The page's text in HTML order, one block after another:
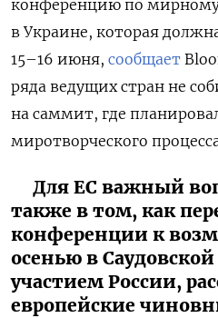
конференцию по
в Украине, которая
15–16 июня, сообщает
ряда ведущих стран не
на саммит, где
миротворческого
Для ЕС важный
также в том, как
конференции к
осенью в
участием России,
европейские